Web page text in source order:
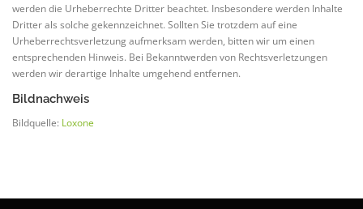
werden die Urheberrechte Dritter beachtet. Insbesondere werden Inhalte
Dritter als solche gekennzeichnet. Sollten Sie trotzdem auf eine
Urheberrechtsverletzung aufmerksam werden, bitten wir um einen
entsprechenden Hinweis. Bei Bekanntwerden von Rechtsverletzungen
werden wir derartige Inhalte umgehend entfernen.
Bildnachweis
Bildquelle: Loxone